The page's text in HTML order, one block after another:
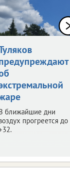
ближайшие дни
прогреется до